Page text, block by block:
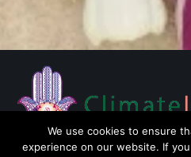
We use cookies to ensure
experience on our website. If